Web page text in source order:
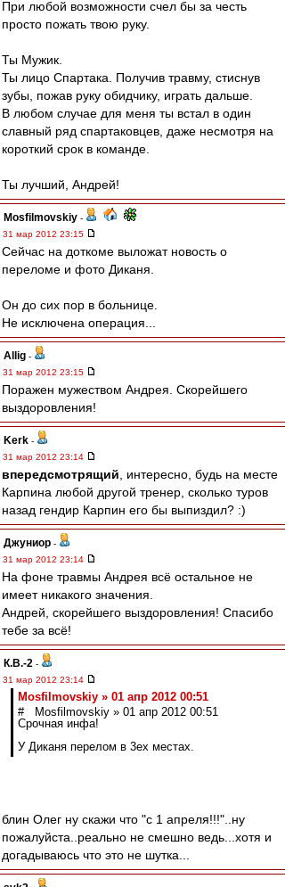
При любой возможности счел бы за честь
просто пожать твою руку.
Ты Мужик.
Ты лицо Спартака. Получив травму, стиснув
зубы, пожав руку обидчику, играть дальше.
В любом случае для меня ты встал в один
славный ряд спартаковцев, даже несмотря на
короткий срок в команде.
Ты лучший, Андрей!
Mosfilmovskiy -
31 мар 2012 23:15
Сейчас на доткоме выложат новость о
переломе и фото Диканя.
Он до сих пор в больнице.
Не исключена операция...
Allig -
31 мар 2012 23:15
Поражен мужеством Андрея. Скорейшего
выздоровления!
Kerk -
31 мар 2012 23:14
впередсмотрящий , интересно, будь на месте
Карпина любой другой тренер, сколько туров
назад гендир Карпин его бы выпиздил? :)
Джуниор -
31 мар 2012 23:14
На фоне травмы Андрея всё остальное не
имеет никакого значения.
Андрей, скорейшего выздоровления! Спасибо
тебе за всё!
К.В.-2 -
31 мар 2012 23:14
Mosfilmovskiy » 01 апр 2012 00:51
# Mosfilmovskiy » 01 апр 2012 00:51
Срочная инфа!
У Диканя перелом в 3ех местах.
блин Олег ну скажи что "с 1 апреля!!!"..ну
пожалуйста..реально не смешно ведь...хотя и
догадываюсь что это не шутка...